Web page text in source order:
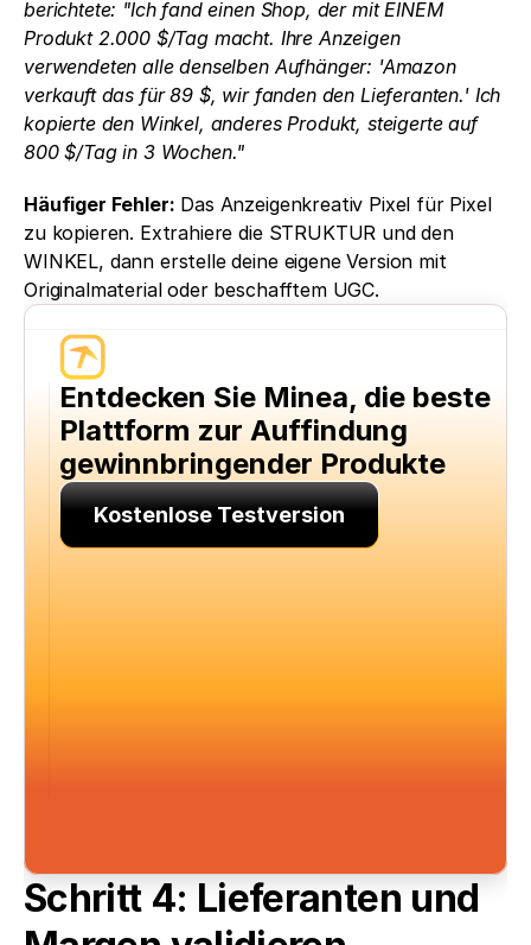
berichtete: "Ich fand einen Shop, der mit EINEM
Produkt 2.000 $/Tag macht. Ihre Anzeigen
verwendeten alle denselben Aufhänger: 'Amazon
verkauft das für 89 $, wir fanden den Lieferanten.' Ich
kopierte den Winkel, anderes Produkt, steigerte auf
800 $/Tag in 3 Wochen."
Häufiger Fehler: Das Anzeigenkreativ Pixel für Pixel
zu kopieren. Extrahiere die STRUKTUR und den
WINKEL, dann erstelle deine eigene Version mit
Originalmaterial oder beschafftem UGC.
Entdecken Sie Minea, die beste
Plattform zur Auffindung
gewinnbringender Produkte
Kostenlose Testversion
Schritt 4: Lieferanten und